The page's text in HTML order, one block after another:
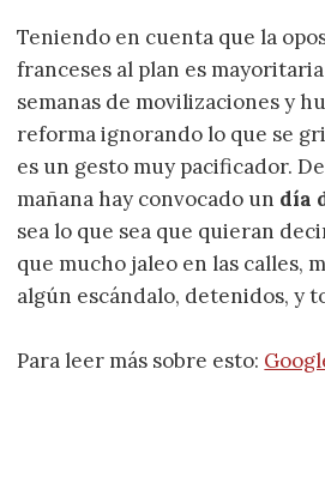
Teniendo en cuenta que la
franceses al plan es
semanas de movilizaciones y
reforma ignorando lo que se
es un gesto muy pacificador.
mañana hay convocado un día
sea lo que sea que quieran
que mucho jaleo en las calles,
algún escándalo, detenidos, y
Para leer más sobre esto: